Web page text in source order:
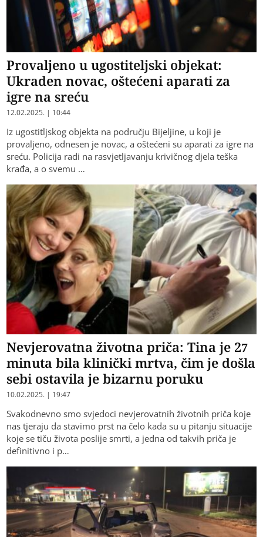
Provaljeno u ugostiteljski objekat:
Ukraden novac, oštećeni aparati za
igre na sreću
12.02.2025. | 10:44
Iz ugostitljskog objekta na području Bijeljine, u koji je
provaljeno, odnesen je novac, a oštećeni su aparati za igre na
sreću. Policija radi na rasvjetljavanju krivičnog djela teška
krađa, a o svemu …
Nevjerovatna životna priča: Tina je 27
minuta bila klinički mrtva, čim je došla
sebi ostavila je bizarnu poruku
10.02.2025. | 19:47
Svakodnevno smo svjedoci nevjerovatnih životnih priča koje
nas tjeraju da stavimo prst na čelo kada su u pitanju situacije
koje se tiču života poslije smrti, a jedna od takvih priča je
definitivno i p…